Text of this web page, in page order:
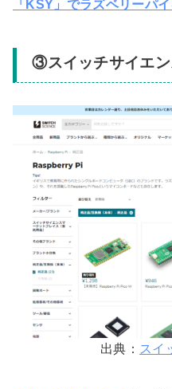
「KSY」でラズベリーパ
③スイッチサイエン
出典： スイ